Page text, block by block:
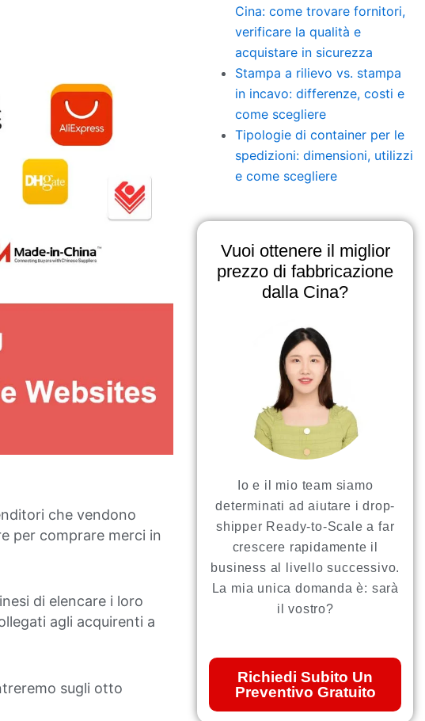
che vendono
per comprare merci in
di elencare i loro
agli acquirenti a
sugli otto
Cina: come trovare fornitori,
verificare la qualità e
acquistare in sicurezza
Stampa a rilievo vs. stampa
in incavo: differenze, costi e
come scegliere
Tipologie di container per le
spedizioni: dimensioni, utilizzi
e come scegliere
Vuoi ottenere il miglior
prezzo di fabbricazione
dalla Cina?
Io e il mio team siamo
determinati ad aiutare i drop-
shipper Ready-to-Scale a far
crescere rapidamente il
business al livello successivo.
La mia unica domanda è: sarà
il vostro?
Richiedi Subito Un
Preventivo Gratuito